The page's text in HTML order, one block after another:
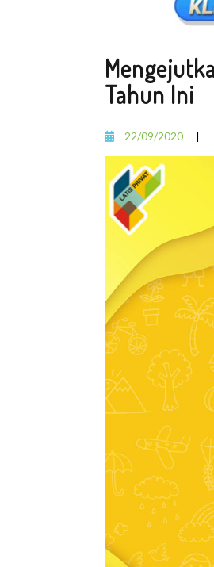
Tahun Ini
22/09/2020 |